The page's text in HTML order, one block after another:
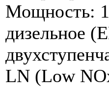
Мощность:
дизельное
LN (Low